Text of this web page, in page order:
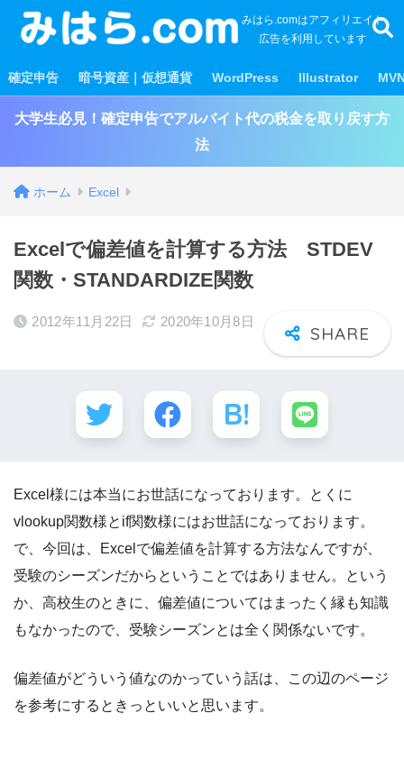
みはら.comはアフィリエイト
広告を利用しています
確定申告 暗号資産｜仮想通貨 WordPress Illustrator
大学生必見！確定申告でアルバイト代の税金を取り戻す方
法
ホーム Excel
Excelで偏差値を計算する方法 STDEV
関数・STANDARDIZE関数
2012年11月22日 2020年10月8日
Excel様には本当にお世話になっております。とくに
vlookup関数様とif関数様にはお世話になっております。
で、今回は、Excelで偏差値を計算する方法なんですが、
受験のシーズンだからということではありません。という
か、高校生のときに、偏差値についてはまったく縁も知識
もなかったので、受験シーズンとは全く関係ないです。
偏差値がどういう値なのかっていう話は、この辺のページ
を参考にするときっといいと思います。